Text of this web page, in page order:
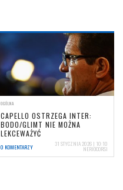
OGÓLNA
CAPELLO OSTRZEGA INTER:
BODO/GLIMT NIE MOŻNA
LEKCEWAŻYĆ
0 KOMENTARZY 31 STYCZNIA 2026 | 10:10
NERIOCORSI